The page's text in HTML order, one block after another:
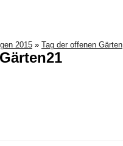
2015 » Tag der offenen Gärten